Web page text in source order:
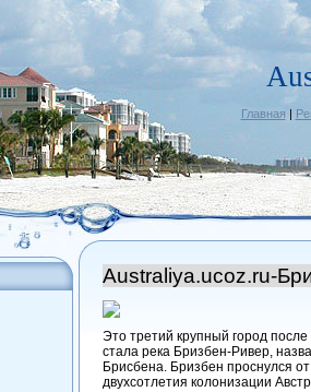
Главная |
Australiya.ucoz.ru-
Это третий крупный город после
стала река Бризбен-Ривер,
Брисбена. Бризбен проснулся
двухсотлетия колонизации